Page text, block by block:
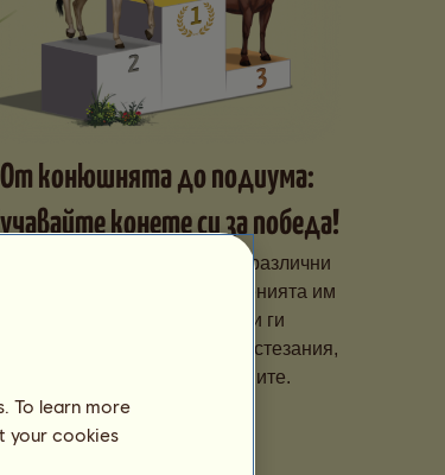
От конюшнята до подиума:
конете си за победа!
конете си в различни
подобрявайте уменията им
със специално обучение и ги
за престижни състезания,
за да се изкачат в класациите.
To learn more
your cookies